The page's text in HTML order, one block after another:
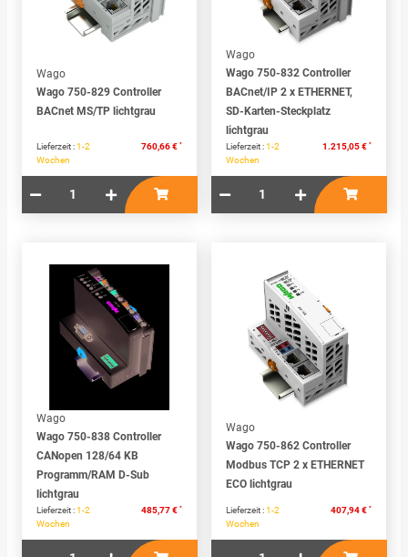
Wago
Wago 750-829 Controller
BACnet MS/TP lichtgrau
Lieferzeit :1-2
Wochen
760,66 € *
Wago
Wago 750-832 Controller
BACnet/IP 2 x ETHERNET,
SD-Karten-Steckplatz
lichtgrau
Lieferzeit :1-2
Wochen
1.215,05 € *
Wago
Wago 750-838 Controller
CANopen 128/64 KB
Programm/RAM D-Sub
lichtgrau
Lieferzeit :1-2
Wochen
485,77 € *
Wago
Wago 750-862 Controller
Modbus TCP 2 x ETHERNET
ECO lichtgrau
Lieferzeit :1-2
Wochen
407,94 € *